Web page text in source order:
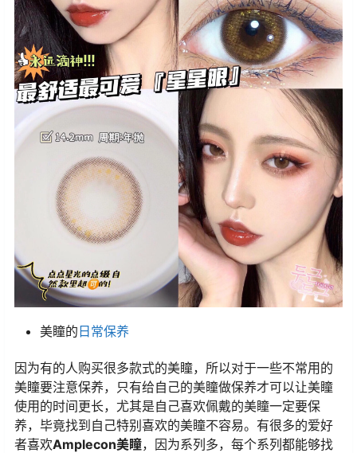
美瞳的 日常保养
因为有的人购买很多款式的美瞳，所以对于一些不常用的
美瞳要注意保养，只有给自己的美瞳做保养才可以让美瞳
使用的时间更长，尤其是自己喜欢佩戴的美瞳一定要保
养，毕竟找到自己特别喜欢的美瞳不容易。有很多的爱好
者喜欢Amplecon美瞳，因为系列多，每个系列都能够找